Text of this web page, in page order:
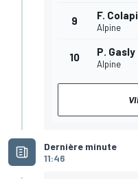
9 F.
Alpine
10 P. Gasly
Alpine
Dernière minute
11:46